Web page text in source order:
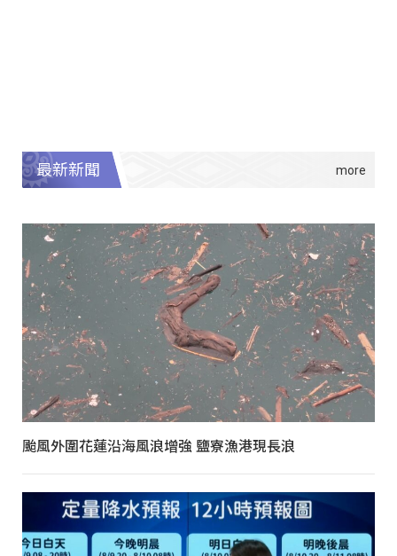
最新新聞
颱風外圍花蓮沿海風浪增強 鹽寮漁港現長浪